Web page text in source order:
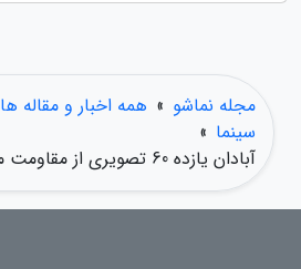
مجله نماشو » همه اخبار و مقاله ها
سینما »
آبادان یازده 60 تصویری از مقاومت مردمی در جنگ است